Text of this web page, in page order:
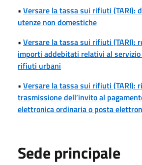
• Versare la tassa sui rifiuti (TARI):
utenze non domestiche
• Versare la tassa sui rifiuti (TARI):
importi addebitati relativi al
rifiuti urbani
• Versare la tassa sui rifiuti (TARI):
trasmissione dell’invito al
elettronica ordinaria o posta
Sede principale